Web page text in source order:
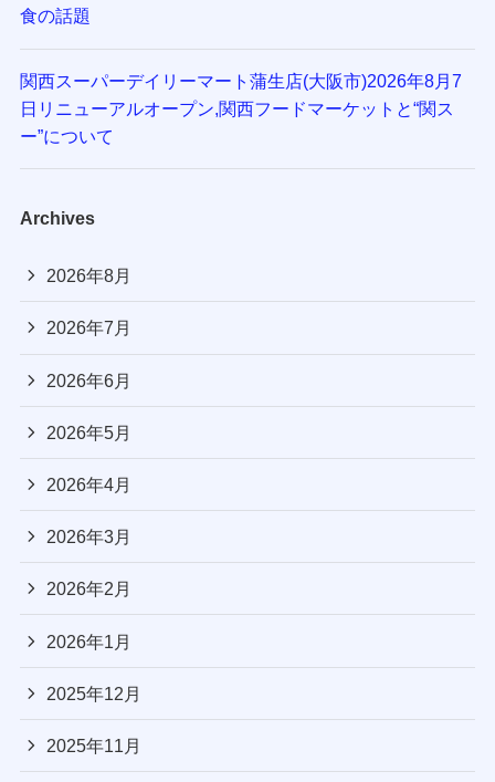
食の話題
関西スーパーデイリーマート蒲生店(大阪市)2026年8月7
日リニューアルオープン,関西フードマーケットと“関ス
ー”について
Archives
2026年8月
2026年7月
2026年6月
2026年5月
2026年4月
2026年3月
2026年2月
2026年1月
2025年12月
2025年11月